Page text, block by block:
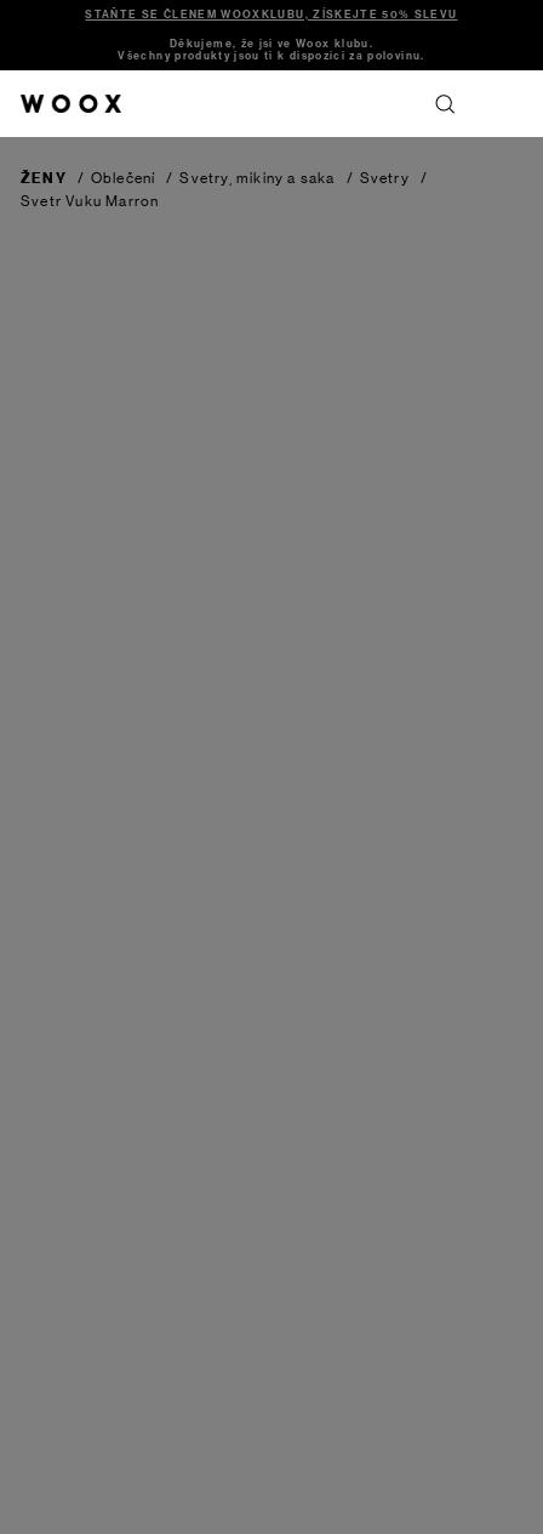
STAŇTE SE ČLENEM WOOXKLUBU, ZÍSKEJTE 50% SLEVU
Děkujeme, že jsi ve Woox klubu.
Všechny produkty jsou ti k dispozici za polovinu.
ŽENY / Oblečení / Svetry, mikiny a saka / Svetry
/
Svetr Vuku Marron